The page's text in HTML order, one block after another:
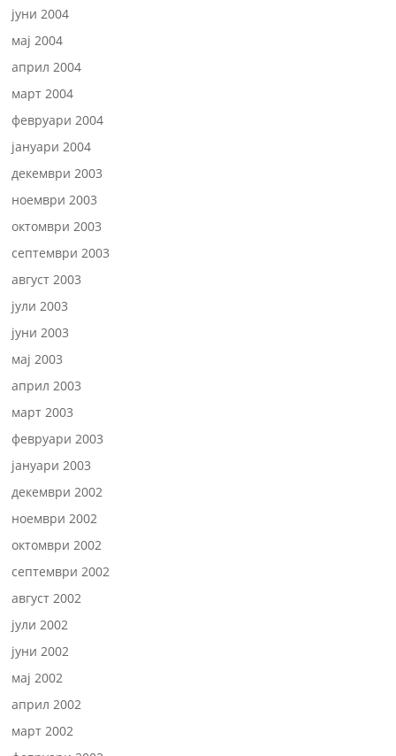
јуни 2004
мај 2004
април 2004
март 2004
февруари 2004
јануари 2004
декември 2003
ноември 2003
октомври 2003
септември 2003
август 2003
јули 2003
јуни 2003
мај 2003
април 2003
март 2003
февруари 2003
јануари 2003
декември 2002
ноември 2002
октомври 2002
септември 2002
август 2002
јули 2002
јуни 2002
мај 2002
април 2002
март 2002